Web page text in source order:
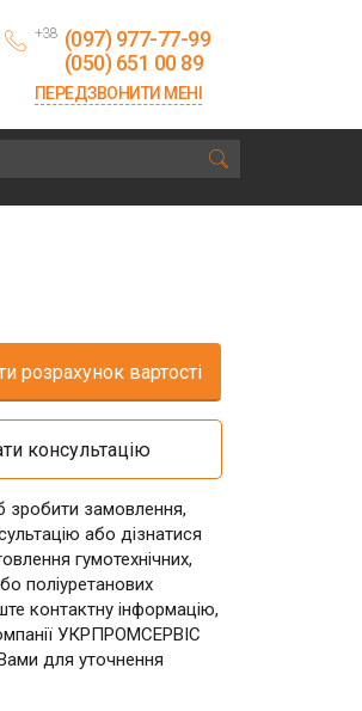
+38 (097) 977-77-99
(050) 651 00 89
ПЕРЕДЗВОНИТИ МЕНІ
розрахунок вартості
консультацію
замовлення,
або дізнатися
гумотехнічних,
поліуретанових
контактну інформацію,
УКРПРОМСЕРВІС
для уточнення